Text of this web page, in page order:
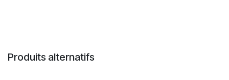
Produits alternatifs